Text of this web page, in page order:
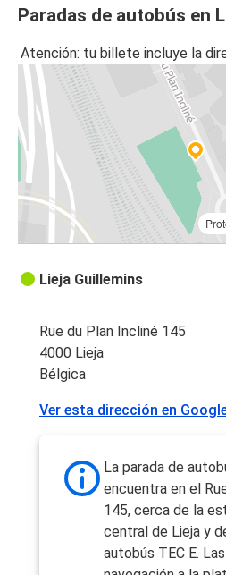
Paradas de autobús en
Atención: tu billete incluye la
Lieja Guillemins
Rue du Plan Incliné 145
4000 Lieja
Bélgica
Ver esta dirección en
La parada de
encuentra en el
145, cerca de la
central de Lieja y
autobús TEC E.